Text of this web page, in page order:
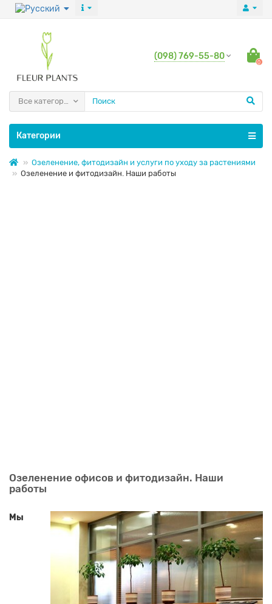
(098) 769-55-80
0
Все категории
Категории
Озеленение, фитодизайн и услуги по уходу за растениями
Озеленение и фитодизайн. Наши работы
Озеленение офисов и фитодизайн. Наши
работы
Мы